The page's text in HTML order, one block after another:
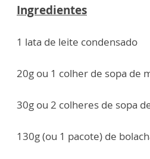
Ingredientes
1 lata de leite condensado
20g ou 1 colher de sopa de
30g ou 2 colheres de sopa
130g (ou 1 pacote) de